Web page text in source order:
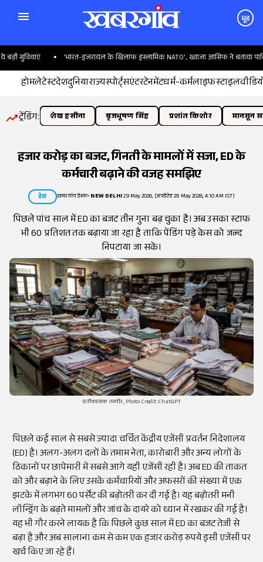
मूड
सुविधाएं 'भारत-इजरायल के खिलाफ इस्लामिक NATO', ख्वाजा आसिफ ने बताया
होमलेटेस्टदेशदुनियाराज्यस्पोर्ट्सएंटरटेनमेंटधर्म-कर्मलाइफस्टाइल
ट्रेंडिंग: शेख हसीना बृजभूषण सिंह प्रशांत किशोर मानसून
हजार करोड़ का बजट, गिनती के मामलों में सजा, ED के
कर्मचारी बढ़ाने की वजह समझिए
देश खबरगांव डेस्क•NEW DELHI29 May 2026, (अपडेटेड 29 May 2026, 4:10 AM IST)
पिछले पांच साल में ED का बजट तीन गुना बढ़ चुका है। अब उसका स्टाफ
भी 60 प्रतिशत तक बढ़ाया जा रहा है ताकि पेंडिंग पड़े केस को जल्द
निपटाया जा सके।
प्रतीकात्मक तस्वीर, Photo Credit: ChatGPT
पिछले कई साल से सबसे ज्यादा चर्चित केंद्रीय एजेंसी प्रवर्तन निदेशालय
(ED) है। अलग-अलग दलों के तमाम नेता, कारोबारी और अन्य लोगों के
ठिकानों पर छापेमारी में सबसे आगे यही एजेंसी रही है। अब ED की ताकत
को और बढ़ाने के लिए उसके कर्मचारियों और अफसरों की संख्या में एक
झटके में लगभग 60 पर्सेंट की बढ़ोतरी कर दी गई है। यह बढ़ोतरी मनी
लॉन्ड्रिंग के बढ़ते मामलों और जांच के दायरे को ध्यान में रखकर की गई है।
यह भी गौर करने लायक है कि पिछले कुछ साल में ED का बजट तेजी से
बढ़ा है और अब सालाना कम से कम एक हजार करोड़ रुपये इसी एजेंसी पर
खर्च किए जा रहे हैं।